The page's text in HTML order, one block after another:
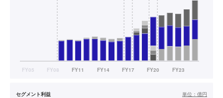
セグメント利益 単位： 億円